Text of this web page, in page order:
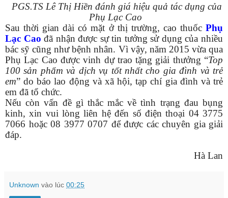
PGS.TS Lê Thị Hiền đánh giá hiệu quả tác dụng của
Phụ Lạc Cao
Sau thời gian dài có mặt ở thị trường, cao thuốc Phụ
Lạc Cao đã nhận được sự tin tưởng sử dụng của nhiều
bác sỹ cũng như bệnh nhân. Vì vậy, năm 2015 vừa qua
Phụ Lạc Cao được vinh dự trao tặng giải thưởng “Top
100 sản phẩm và dịch vụ tốt nhất cho gia đình và trẻ
em” do báo lao động và xã hội, tạp chí gia đình và trẻ
em đã tổ chức.
Nếu còn vấn đề gì thắc mắc về tình trạng đau bụng
kinh, xin vui lòng liên hệ đến số điện thoại 04 3775
7066 hoặc 08 3977 0707 để được các chuyên gia giải
đáp.
Hà Lan
Unknown vào lúc 00:25